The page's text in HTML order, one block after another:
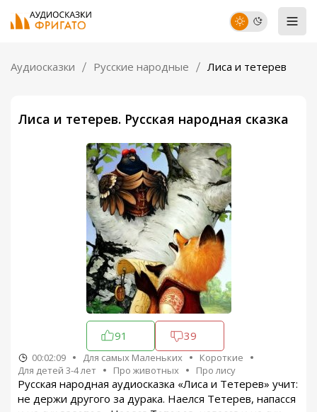
Аудиосказки Русские народные Лиса и тетерев
Лиса и тетерев. Русская народная сказка
91 39
00:02:09 Для самых Маленьких
Короткие
Для детей 3-4 лет
Про животных Про лису
Русская народная аудиосказка «Лиса и Тетерев» учит:
не держи другого за дурака. Наелся Тетерев, напасся